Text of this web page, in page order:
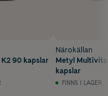
90 kapslar
Närokällan
Metyl
kapslar
FINNS I LAGER